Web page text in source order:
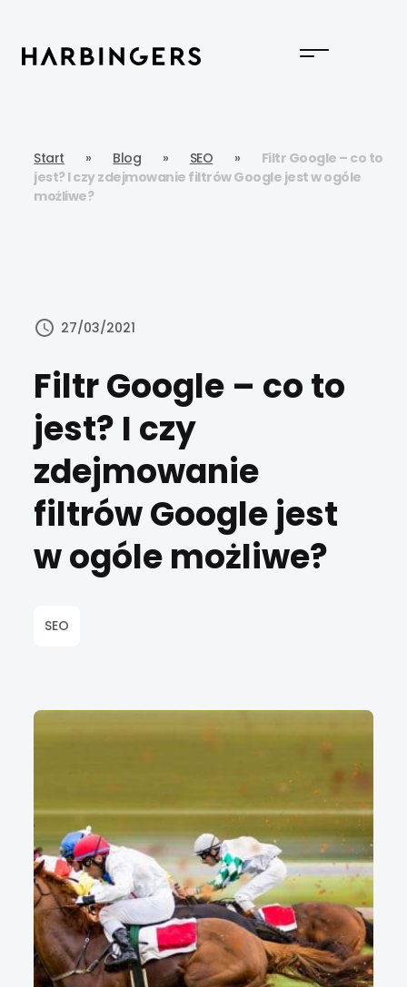
Start » Blog » SEO »
Filtr Google – co to
jest? I czy zdejmowanie filtrów Google jest w ogóle
możliwe?
27/03/2021
Filtr Google – co to
jest? I czy
zdejmowanie
filtrów Google jest
w ogóle możliwe?
SEO